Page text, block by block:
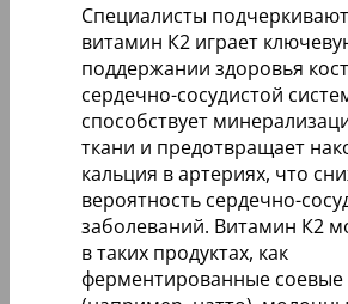
Специалисты
витамин К2 играет
поддержании здоровья
сердечно-сосудистой
способствует
ткани и предотвращает
кальция в артериях, что
вероятность сердечно-
заболеваний. Витамин К2
в таких продуктах, как
ферментированные соевые